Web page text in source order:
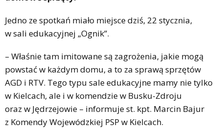
Jedno ze spotkań miało miejsce dziś, 22 stycznia,
w sali edukacyjnej „Ognik”.
– Właśnie tam imitowane są zagrożenia, jakie mogą
powstać w każdym domu, a to za sprawą sprzętów
AGD i RTV. Tego typu sale edukacyjne mamy nie tylko
w Kielcach, ale i w komendzie w Busku-Zdroju
oraz w Jędrzejowie – informuje st. kpt. Marcin Bajur
z Komendy Wojewódzkiej PSP w Kielcach.